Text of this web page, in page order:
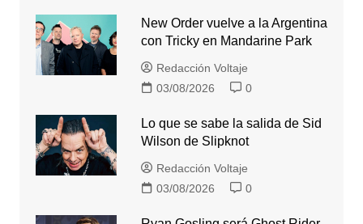
New Order vuelve a la Argentina
con Tricky en Mandarine Park
Redacción Voltaje
03/08/2026
0
Lo que se sabe la salida de Sid
Wilson de Slipknot
Redacción Voltaje
03/08/2026
0